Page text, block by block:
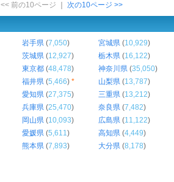
<< 前の10ページ
次の10ページ >>
岩手県 (7,050) 宮城県 (10,929)
茨城県 (12,927) 栃木県 (16,122)
東京都 (48,478) 神奈川県 (35,050)
福井県 (5,466) * 山梨県 (13,787)
愛知県 (27,375) 三重県 (13,212)
兵庫県 (25,470) 奈良県 (7,482)
岡山県 (10,093) 広島県 (11,122)
愛媛県 (5,611) 高知県 (4,449)
熊本県 (7,893) 大分県 (8,178)